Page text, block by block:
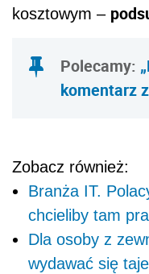
kosztowym –
Polecamy:
komentarz
Zobacz również:
Branża IT.
chcieliby tam
Dla osoby z
wydawać się